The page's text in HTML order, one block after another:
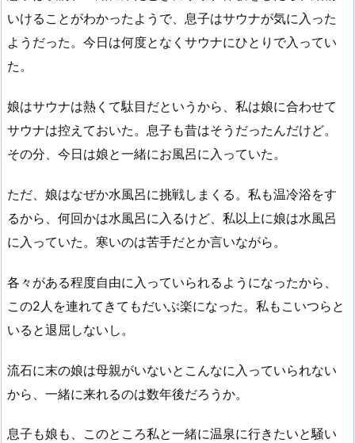
いけることがわかったようで、息子はサウナが気に入った
ようだった。今日は何度となくサウナにひとりで入ってい
た。
娘はサウナは熱くて駄目だというから、私は娘に合わせて
サウナは控えておいた。息子も昔はそうだったんだけど。
その分、今日は娘と一緒にお風呂に入っていた。
ただ、娘はなぜか水風呂に挑戦しまくる。私も温冷浴をす
るから、何回かは水風呂に入るけど、私以上に娘は水風呂
に入っていた。寒いのは苦手だとか言いながら。
各々がある程度自由に入っていられるようになったから、
この2人を連れてきてもだいぶ楽になった。私もこいつらと
いると退屈しないし。
流石に末の娘は母親がいないとこんなに入っていられない
から、一緒に来れるのは数年後だろうか。
息子も娘も、このところ私と一緒に温泉に行きたいと騒い